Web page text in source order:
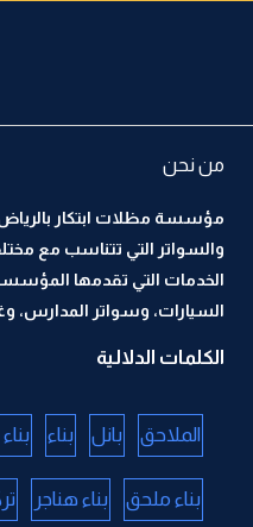
من نحن
مؤسسة مظلات ابتكار
والسواتر التي تتناسب مع
الخدمات التي تقدمها
السيارات، وسواتر المدارس،
الكلمات الدلالية
الملاحق بانل بناء
بناء ملحق بناء هناجر